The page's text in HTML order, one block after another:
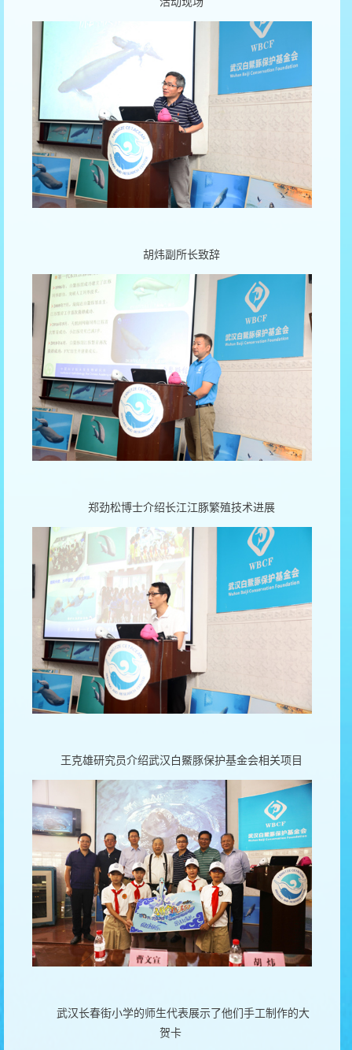
胡炜副所长致辞
郑劲松博士介绍长江江豚繁殖技术进展
王克雄研究员介绍武汉白鱀豚保护基金会相关项目
武汉长春街小学的师生代表展示了他们手工制作的大
贺卡